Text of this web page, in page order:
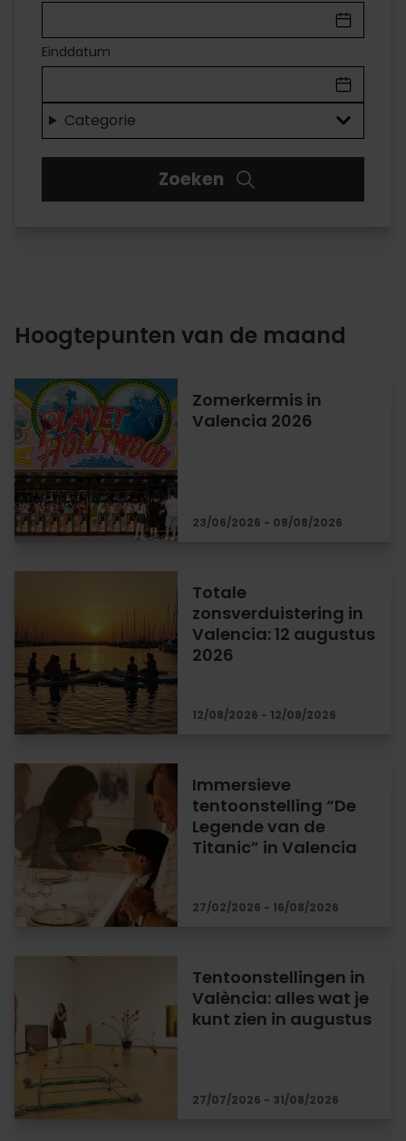
VALÈNCIA
Voor
elk
wat
wils
Einddatum
Categorie
Zoeken
Hoogtepunten van de maand
Zomerkermis in
Valencia 2026
23/06/2026 - 08/08/2026
Totale
zonsverduistering in
Valencia: 12 augustus
2026
12/08/2026 - 12/08/2026
Immersieve
tentoonstelling “De
Legende van de
Titanic” in Valencia
27/02/2026 - 16/08/2026
Tentoonstellingen in
València: alles wat je
kunt zien in augustus
27/07/2026 - 31/08/2026